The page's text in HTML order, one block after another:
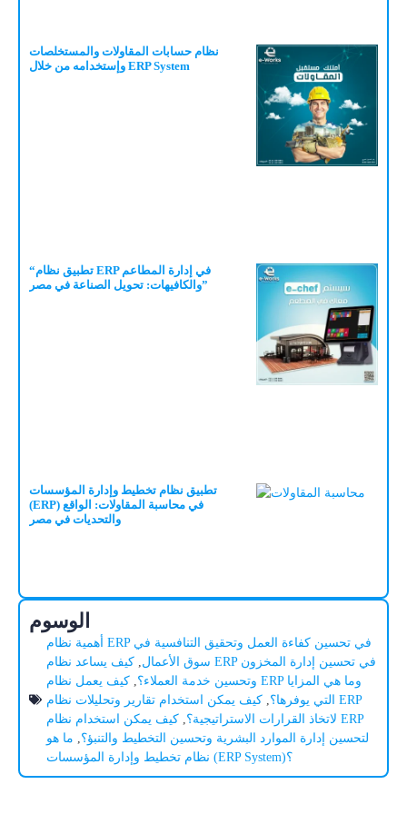
نظام حسابات المقاولات والمستخلصات
وإستخدامه من خلال ERP System
“تطبيق نظام ERP في إدارة المطاعم
والكافيهات: تحويل الصناعة في مصر”
تطبيق نظام تخطيط وإدارة المؤسسات
(ERP) في محاسبة المقاولات: الواقع
والتحديات في مصر
الوسوم
أهمية نظام ERP في تحسين كفاءة العمل وتحقيق التنافسية في
سوق الأعمال كيف يساعد نظام ERP في تحسين إدارة المخزون
وتحسين خدمة العملاء؟ كيف يعمل نظام ERP وما هي المزايا
التي يوفرها؟ كيف يمكن استخدام تقارير وتحليلات نظام ERP
لاتخاذ القرارات الاستراتيجية؟ كيف يمكن استخدام نظام ERP
لتحسين إدارة الموارد البشرية وتحسين التخطيط والتنبؤ؟
ما هو
نظام تخطيط وإدارة المؤسسات (ERP System)؟